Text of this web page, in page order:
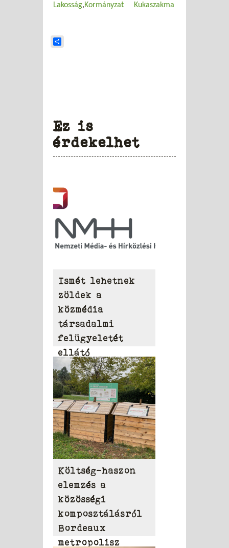
Lakosság Kormányzat Kukaszakma
Ez is
érdekelhet
Ismét lehetnek
zöldek a
közmédia
társadalmi
felügyeletét
ellátó
Közszolgálati
Tanácsban
Költség-haszon
elemzés a
közösségi
komposztálásról
Bordeaux
metropolisz